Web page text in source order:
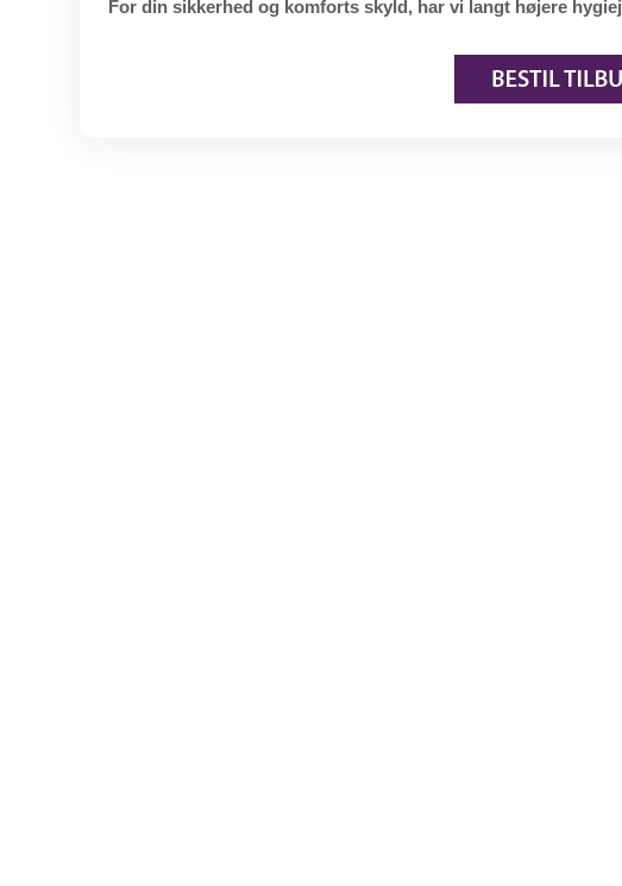
For din sikkerhed og komforts skyld, har vi langt højere